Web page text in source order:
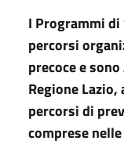
I Programmi
percorsi
precoce e sono
Regione
percorsi di
comprese nelle